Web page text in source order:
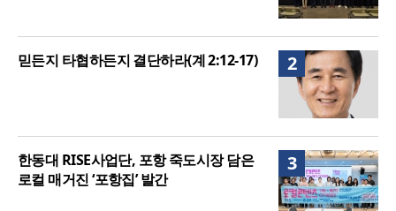
2
믿든지 타협하든지 결단하라(계 2:12-17)
3
한동대 RISE사업단, 포항 죽도시장 담은
로컬 매거진 ‘포항집’ 발간